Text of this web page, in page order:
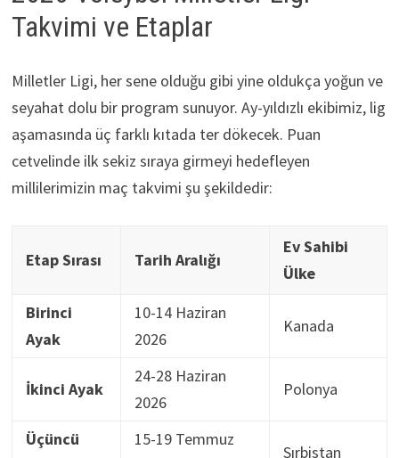
Takvimi ve Etaplar
Milletler Ligi, her sene olduğu gibi yine oldukça yoğun ve
seyahat dolu bir program sunuyor. Ay-yıldızlı ekibimiz, lig
aşamasında üç farklı kıtada ter dökecek. Puan
cetvelinde ilk sekiz sıraya girmeyi hedefleyen
millilerimizin maç takvimi şu şekildedir:
Etap Sırası Tarih Aralığı
Ev Sahibi
Ülke
Birinci
Ayak
10-14 Haziran
2026
Kanada
İkinci Ayak
24-28 Haziran
2026
Polonya
Üçüncü
15-19 Temmuz
Sırbistan